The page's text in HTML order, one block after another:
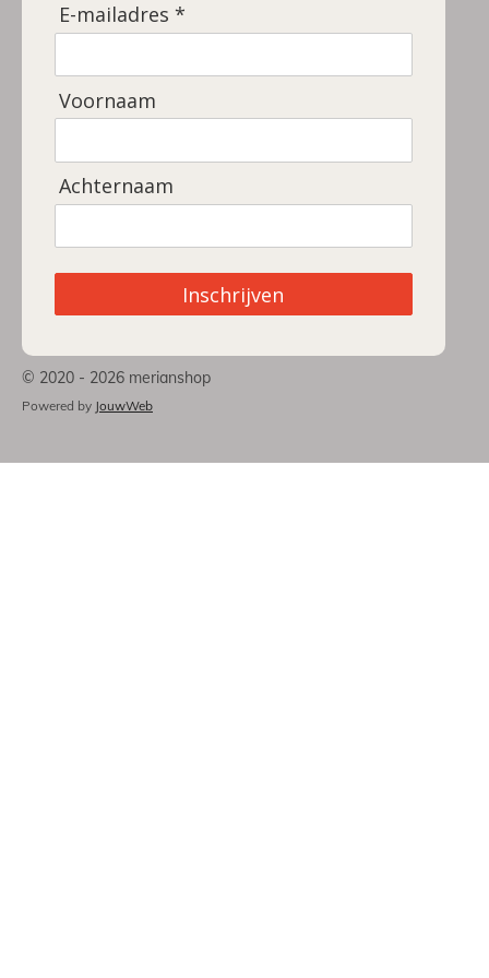
E-mailadres *
Voornaam
Achternaam
Inschrijven
© 2020 - 2026 merianshop
Powered by JouwWeb